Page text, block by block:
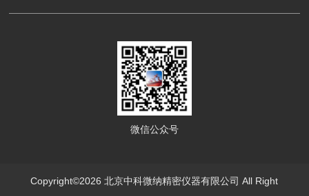
微信公众号
Copyright©2026 北京中科微纳精密仪器有限公司 All Right